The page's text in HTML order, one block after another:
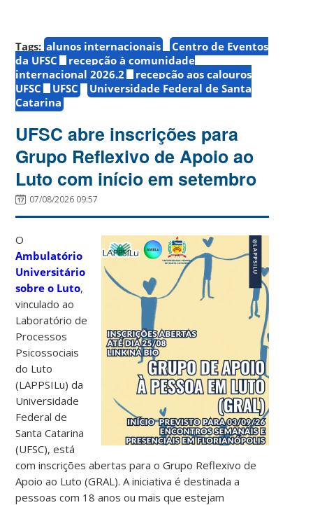
Tags: alunos internacionais
Centro de Eventos
da UFSC
recepção à comunidade
internacional 2026.2
recepção aos calouros
UFSC
UFSC
Universidade Federal de Santa
Catarina
UFSC abre inscrições para
Grupo Reflexivo de Apoio ao
Luto com início em setembro
07/08/2026 09:57
O
Ambulatório
Universitário
sobre o Luto,
vinculado ao
Laboratório de
Processos
Psicossociais
do Luto
(LAPPSILu) da
Universidade
Federal de
Santa Catarina
(UFSC), está
com inscrições abertas para o Grupo Reflexivo de
Apoio ao Luto (GRAL). A iniciativa é destinada a
pessoas com 18 anos ou mais que estejam